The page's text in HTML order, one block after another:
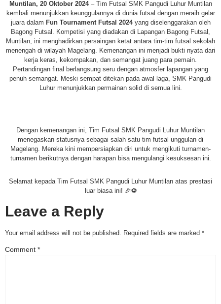
Muntilan, 20 Oktober 2024– Tim Futsal SMK Pangudi Luhur Muntilan
kembali menunjukkan keunggulannya di dunia futsal dengan meraih gelar
juara dalam Fun Tournament Futsal 2024yang diselenggarakan oleh
Bagong Futsal. Kompetisi yang diadakan di Lapangan Bagong Futsal,
Muntilan, ini menghadirkan persaingan ketat antara tim-tim futsal sekolah
menengah di wilayah Magelang. Kemenangan ini menjadi bukti nyata dari
kerja keras, kekompakan, dan semangat juang para pemain.
Pertandingan final berlangsung seru dengan atmosfer lapangan yang
penuh semangat. Meski sempat ditekan pada awal laga, SMK Pangudi
Luhur menunjukkan permainan solid di semua lini.
Dengan kemenangan ini, Tim Futsal SMK Pangudi Luhur Muntilan
menegaskan statusnya sebagai salah satu tim futsal unggulan di
Magelang. Mereka kini mempersiapkan diri untuk mengikuti turnamen-
turnamen berikutnya dengan harapan bisa mengulangi kesuksesan ini.
Selamat kepada Tim Futsal SMK Pangudi Luhur Muntilan atas prestasi
luar biasa ini! 🎉⚽
Leave a Reply
Your email address will not be published. Required fields are marked *
Comment *